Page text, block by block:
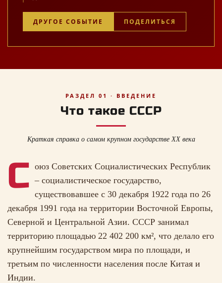
ДРУГОЕ СОБЫТИЕ ПОДЕЛИТЬСЯ
РАЗДЕЛ 01 · ВВЕДЕНИЕ
Что такое СССР
Краткая справка о самом крупном государстве XX века
С оюз Советских Социалистических Республик
– социалистическое государство,
существовавшее с 30 декабря 1922 года по 26
декабря 1991 года на территории Восточной Европы,
Северной и Центральной Азии. СССР занимал
территорию площадью 22 402 200 км², что делало его
крупнейшим государством мира по площади, и
третьим по численности населения после Китая и
Индии.